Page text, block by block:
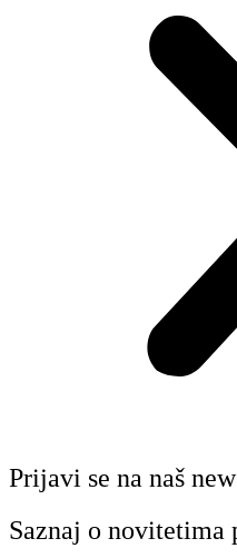
Prijavi se na naš
Saznaj o novitetima